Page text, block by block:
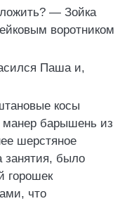
— Зойка
воротником
Паша и,
косы
барышень из
шерстяное
занятия, было
горошек
что